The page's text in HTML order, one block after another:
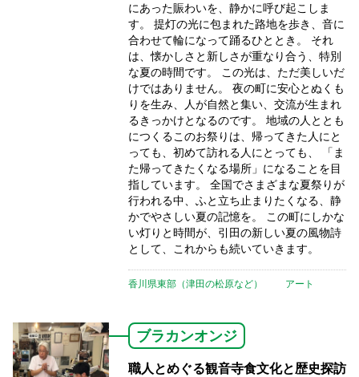
にあった賑わいを、静かに呼び起こしま
す。 提灯の光に包まれた路地を歩き、音に
合わせて輪になって踊るひととき。 それ
は、懐かしさと新しさが重なり合う、特別
な夏の時間です。 この光は、ただ美しいだ
けではありません。 夜の町に安心とぬくも
りを生み、人が自然と集い、交流が生まれ
るきっかけとなるのです。 地域の人ととも
につくるこのお祭りは、帰ってきた人にと
っても、初めて訪れる人にとっても、 「ま
た帰ってきたくなる場所」になることを目
指しています。 全国でさまざまな夏祭りが
行われる中、ふと立ち止まりたくなる、静
かでやさしい夏の記憶を。 この町にしかな
い灯りと時間が、引田の新しい夏の風物詩
として、これからも続いていきます。
香川県東部（津田の松原など） アート
ブラカンオンジ
職人とめぐる観音寺食文化と歴史探訪